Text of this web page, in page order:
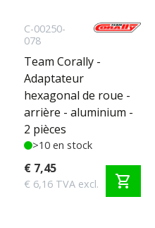
C-00250-
078
Team Corally -
Adaptateur
hexagonal de roue -
arrière - aluminium -
2 pièces
>10 en stock
€ 7,45
€ 6,16 TVA excl. shopping_cart